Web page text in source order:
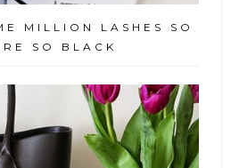
MILLION LASHES SO
SO BLACK